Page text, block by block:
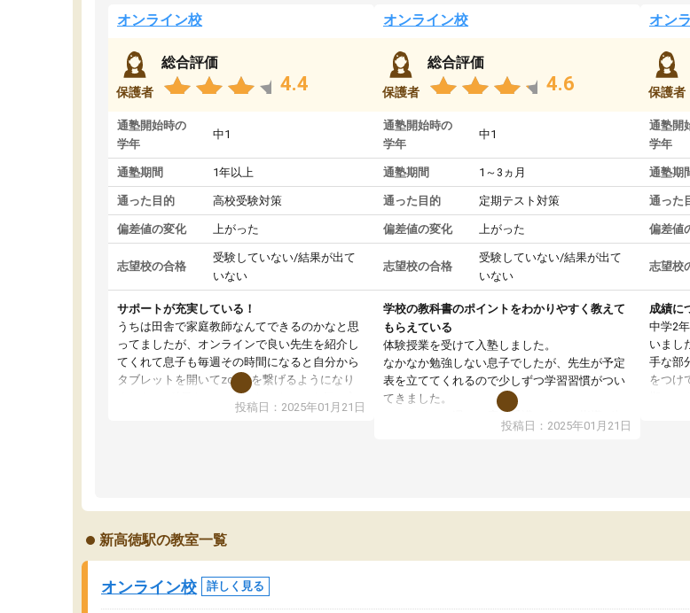
オンライン校
保護者
総合評価
4.4
通塾開始時の
学年
中1
通塾期間 1年以上
通った目的 高校受験対策
偏差値の変化 上がった
志望校の合格
受験していない/結果が出て
いない
サポートが充実している！
うちは田舎で家庭教師なんてできるのかなと思
ってましたが、オンラインで良い先生を紹介し
てくれて息子も毎週その時間になると自分から
タブレットを開いてzoomを繋げるようになり
ました！5科目なんでもOKなのもとても気に入
投稿日：2025年01月21日
オンライン校
保護者
総合評価
4.6
通塾開始時の
学年
中1
通塾期間 1～3ヵ月
通った目的 定期テスト対策
偏差値の変化 上がった
志望校の合格
受験していない/結果が出て
いない
学校の教科書のポイントをわかりやすく教えて
もらえている
体験授業を受けて入塾しました。
なかなか勉強しない息子でしたが、先生が予定
表を立ててくれるので少しずつ学習習慣がつい
てきました。
オンラインで週に一度の受講ですが、指導が無
い日も予定表に基づいて勉強したり、LINEでわ
投稿日：2025年01月21日
オン
保護者
通塾開
学年
通塾期
通った
偏差値
志望校
成績に
中学2
いまし
手な部
をつけ
期テ
新高徳駅の教室一覧
オンライン校 詳しく見る